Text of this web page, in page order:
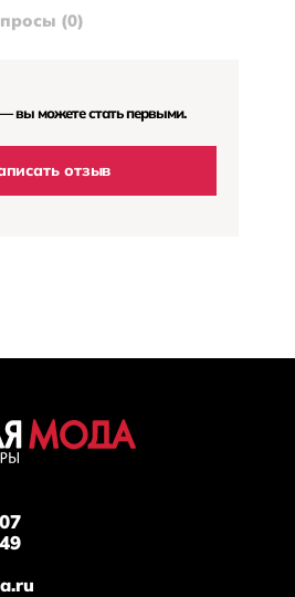
(0)
вы можете стать первыми.
отзыв